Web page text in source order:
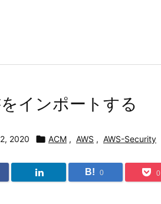
インポートする
2020  ACM , AWS , AWS-Security
B! 0 0